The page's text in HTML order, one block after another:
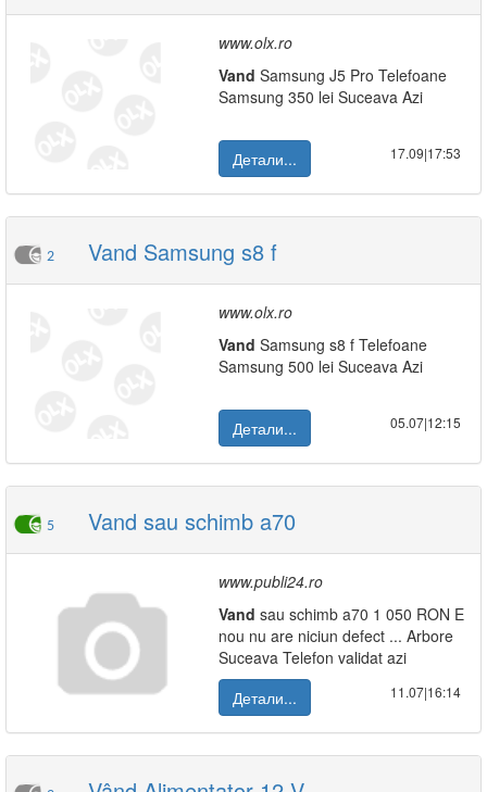
www.olx.ro
Vand Samsung J5 Pro Telefoane
Samsung 350 lei Suceava Azi
Детали... 17.09|17:53
2 Vand Samsung s8 f
www.olx.ro
Vand Samsung s8 f Telefoane
Samsung 500 lei Suceava Azi
Детали... 05.07|12:15
5 Vand sau schimb a70
www.publi24.ro
Vand sau schimb a70 1 050 RON E
nou nu are niciun defect ... Arbore
Suceava Telefon validat azi
Детали...
11.07|16:14